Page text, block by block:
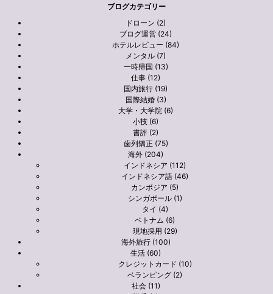
ブログカテゴリー
ドローン (2)
ブログ運営 (24)
ホテルレビュー (84)
メンタル (7)
一時帰国 (13)
仕事 (12)
国内旅行 (19)
国際結婚 (3)
大学・大学院 (6)
小技 (6)
書評 (2)
歯列矯正 (75)
海外 (204)
インドネシア (112)
インドネシア語 (46)
カンボジア (5)
シンガポール (1)
タイ (4)
ベトナム (6)
現地採用 (29)
海外旅行 (100)
生活 (60)
クレジットカード (10)
ベランピング (2)
社会 (11)